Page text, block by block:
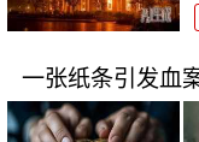
一张纸条引发血